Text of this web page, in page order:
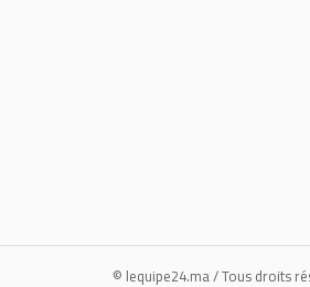
lequipe24.ma / Tous droits